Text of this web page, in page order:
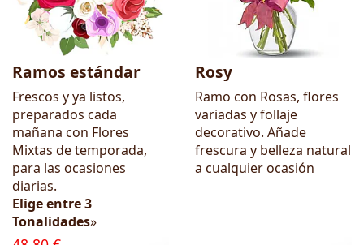
Ramos estándar
Frescos y ya listos,
preparados cada
mañana con Flores
Mixtas de temporada,
para las ocasiones
diarias.
Elige entre 3
Tonalidades»
Rosy
Ramo con Rosas, flores
variadas y follaje
decorativo. Añade
frescura y belleza natural
a cualquier ocasión